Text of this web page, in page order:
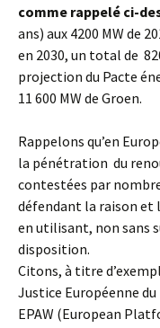
comme rappelé ci-
ans) aux 4200 MW de
en 2030, un total de
projection du Pacte
11 600 MW de Groen.
Rappelons qu’en
la pénétration du
contestées par
défendant la raison
en utilisant, non sans
disposition.
Citons, à titre
Justice Européenne
EPAW (European